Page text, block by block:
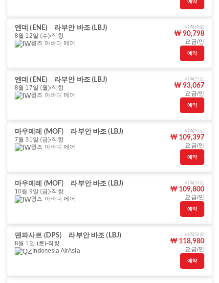
예약
엔데 (ENE)
라부안 바조 (LBJ)
8월 12일 (수) 직항
윙즈 아바디 에어
시작으로
₩ 90,798
요금/인
예약
엔데 (ENE)
라부안 바조 (LBJ)
8월 17일 (월) 직항
윙즈 아바디 에어
시작으로
₩ 93,067
요금/인
예약
마우메레 (MOF)
라부안 바조 (LBJ)
7월 31일 (금) 직항
윙즈 아바디 에어
시작으로
₩ 109,397
요금/인
예약
마우메레 (MOF)
라부안 바조 (LBJ)
10월 9일 (금) 직항
윙즈 아바디 에어
시작으로
₩ 109,800
요금/인
예약
덴파사르 (DPS)
라부안 바조 (LBJ)
8월 1일 (토) 직항
Indonesia AirAsia
시작으로
₩ 118,980
요금/인
예약